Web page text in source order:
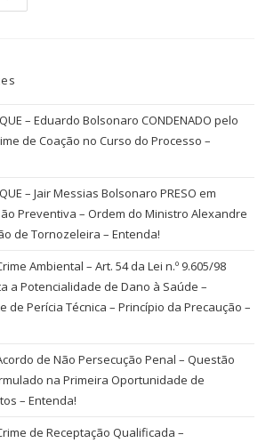
– Eduardo Bolsonaro CONDENADO pelo
de Coação no Curso do Processo –
– Jair Messias Bolsonaro PRESO em
Preventiva – Ordem do Ministro Alexandre
de Tornozeleira – Entenda!
Ambiental – Art. 54 da Lei n.º 9.605/98
a Potencialidade de Dano à Saúde –
de Perícia Técnica – Princípio da Precaução –
Acordo de Não Persecução Penal – Questão
na Primeira Oportunidade de
– Entenda!
Crime de Receptação Qualificada –